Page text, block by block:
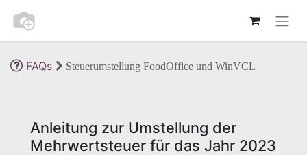
FAQs Steuerumstellung FoodOffice und WinVCL
Anleitung zur Umstellung der
Mehrwertsteuer für das Jahr 2023